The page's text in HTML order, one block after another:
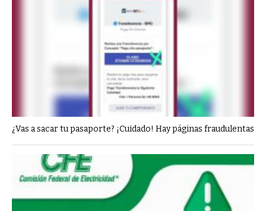
¿Vas a sacar tu pasaporte? ¡Cuidado! Hay páginas fraudulentas